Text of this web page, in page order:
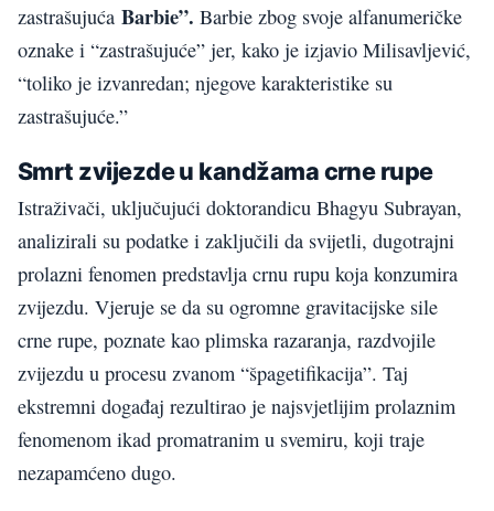
zastrašujuća Barbie”. Barbie zbog svoje alfanumeričke
oznake i “zastrašujuće” jer, kako je izjavio Milisavljević,
“toliko je izvanredan; njegove karakteristike su
zastrašujuće.”
Smrt zvijezde u kandžama crne rupe
Istraživači, uključujući doktorandicu Bhagyu Subrayan,
analizirali su podatke i zaključili da svijetli, dugotrajni
prolazni fenomen predstavlja crnu rupu koja konzumira
zvijezdu. Vjeruje se da su ogromne gravitacijske sile
crne rupe, poznate kao plimska razaranja, razdvojile
zvijezdu u procesu zvanom “špagetifikacija”. Taj
ekstremni događaj rezultirao je najsvjetlijim prolaznim
fenomenom ikad promatranim u svemiru, koji traje
nezapamćeno dugo.